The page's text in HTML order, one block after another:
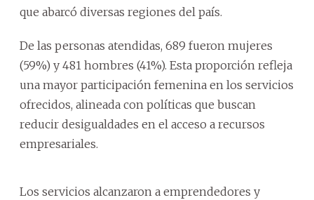
que abarcó diversas regiones del país.
De las personas atendidas, 689 fueron mujeres
(59%) y 481 hombres (41%). Esta proporción refleja
una mayor participación femenina en los servicios
ofrecidos, alineada con políticas que buscan
reducir desigualdades en el acceso a recursos
empresariales.
Los servicios alcanzaron a emprendedores y